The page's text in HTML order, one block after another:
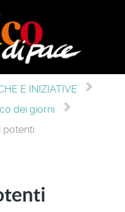
E INIZIATIVE
dei giorni
potenti